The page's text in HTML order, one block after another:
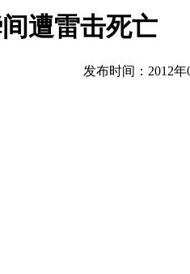
遭雷击死亡
发布时间：2012年